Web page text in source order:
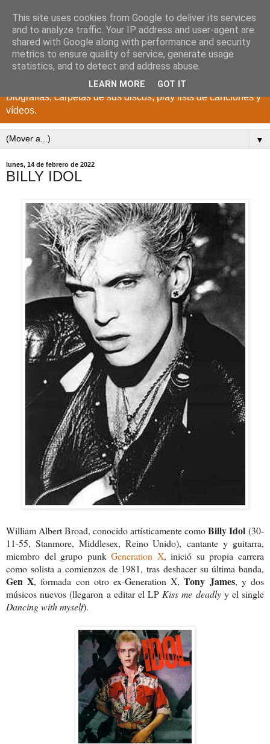
DISCOS PARA EL
RECUERDO
CANTANTES Y GRUPOS DE LOS AÑOS 1950 a 2022.
Biografías, carpetas de sus discos, play lists de canciones y
vídeos.
▼
lunes, 14 de febrero de 2022
BILLY IDOL
William Albert Broad, conocido artísticamente comoBilly Idol (30-
11-55, Stanmore, Middlesex, Reino Unido), cantante y guitarra,
miembro del grupo punkGeneration X,inició su propia carrera
como solista a comienzos de 1981, tras deshacer su última banda,
Gen X, formada con otro ex-Generation X,Tony James, y dos
músicos nuevos (llegaron a editar el LP Kiss me deadlyy el single
Dancing with myself).
This site uses cookies from Google to deliver its services
and to analyze traffic. Your IP address and user-agent are
shared with Google along with performance and security
metrics to ensure quality of service, generate usage
statistics, and to detect and address abuse.
LEARN MORE GOT IT